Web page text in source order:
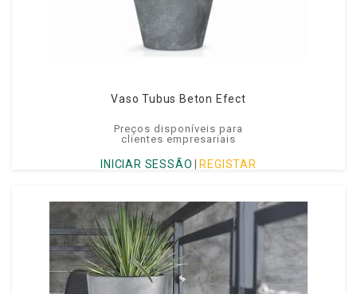
Vaso Tubus Beton Efect
Preços disponíveis para
clientes empresariais
INICIAR SESSÃO |REGISTAR